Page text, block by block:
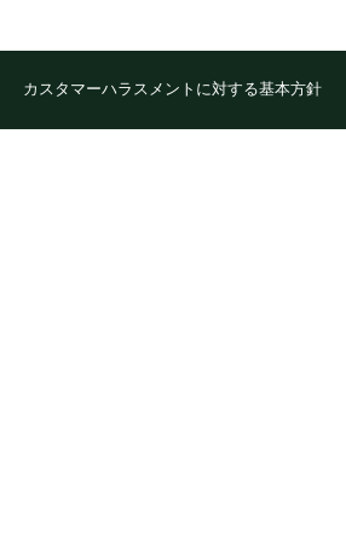
カスタマーハラスメントに対する基本方針